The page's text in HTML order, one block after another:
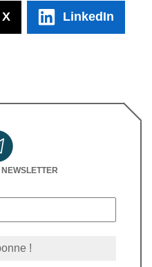
X LinkedIn
NEWSLETTER